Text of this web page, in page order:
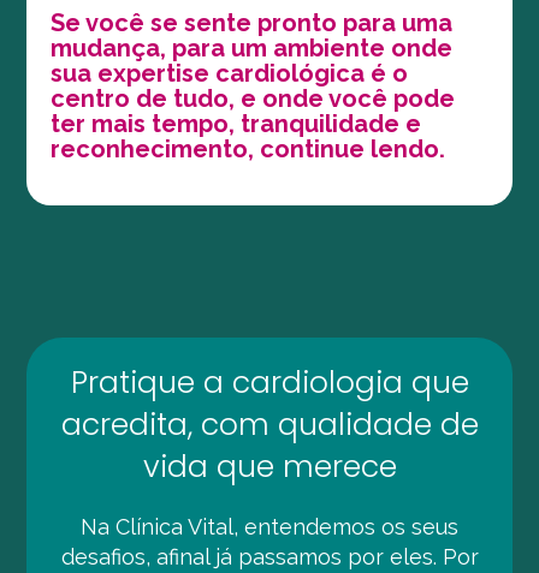
Se você se sente pronto para uma
mudança, para um ambiente onde
sua expertise cardiológica é o
centro de tudo, e onde você pode
ter mais tempo, tranquilidade e
reconhecimento, continue lendo.
Pratique a cardiologia que
acredita, com qualidade de
vida que merece
Na Clínica Vital, entendemos os seus
desafios, afinal já passamos por eles. Por